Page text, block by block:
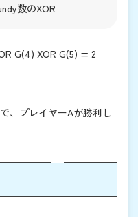
数のXOR
G(4) XOR G(5) = 2
、プレイヤーAが勝利し